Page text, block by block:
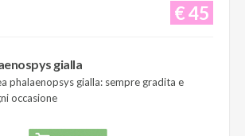
€ 45
gialla
phalaenopsys gialla: sempre gradita e
occasione